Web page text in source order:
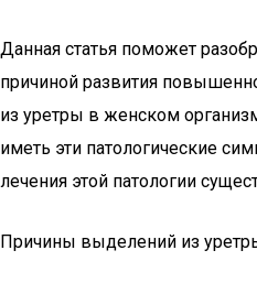
Данная статья поможет
причиной развития
из уретры в женском
иметь эти патологические
лечения этой патологии
Причины выделений из